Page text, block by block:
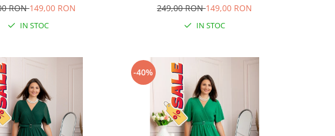
RON149,00 RON
IN STOC
249,00 RON149,00 RON
IN STOC
-40%